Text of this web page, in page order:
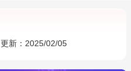
更新：2025/02/05